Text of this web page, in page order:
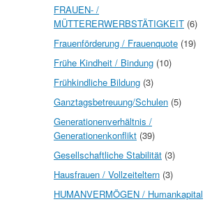
FRAUEN- /
MÜTTERERWERBSTÄTIGKEIT (6)
Frauenförderung / Frauenquote (19)
Frühe Kindheit / Bindung (10)
Frühkindliche Bildung (3)
Ganztagsbetreuung/Schulen (5)
Generationenverhältnis /
Generationenkonflikt (39)
Gesellschaftliche Stabilität (3)
Hausfrauen / Vollzeiteltern (3)
HUMANVERMÖGEN / Humankapital